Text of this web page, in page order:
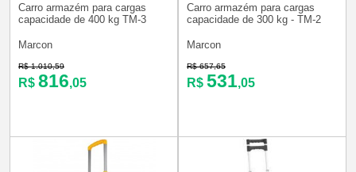
Carro armazém para cargas
capacidade de 400 kg TM-3
Marcon
R$ 1.010,59
R$ 816,05
Carro armazém para cargas
capacidade de 300 kg - TM-2
Marcon
R$ 657,65
R$ 531,05